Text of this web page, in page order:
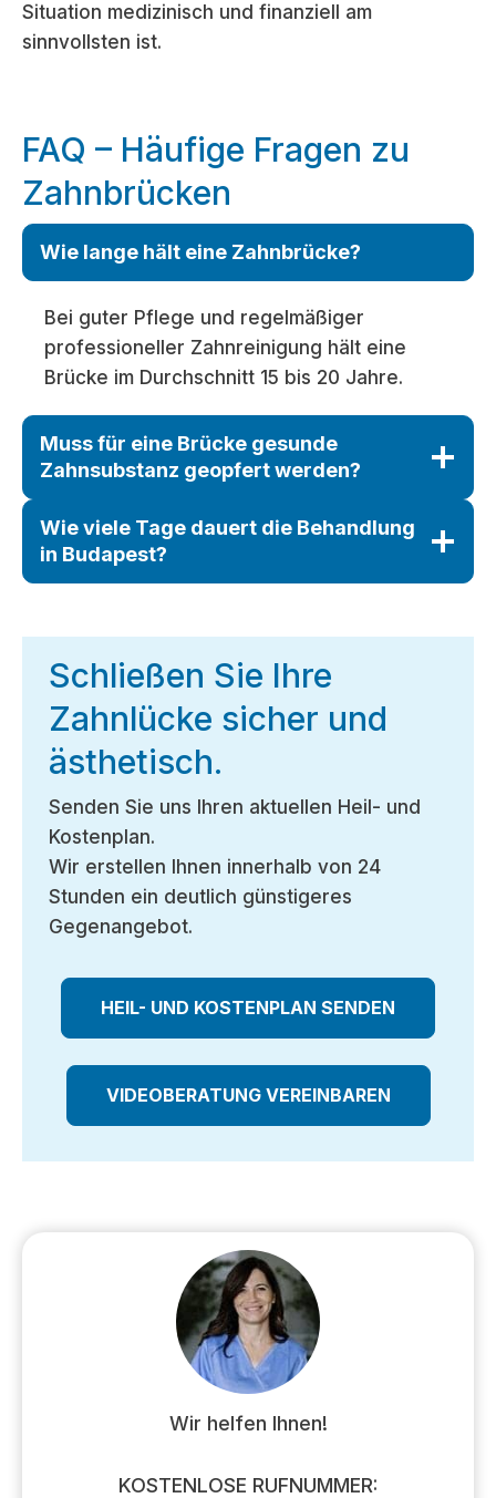
Situation medizinisch und finanziell am
sinnvollsten ist.
FAQ – Häufige Fragen zu
Zahnbrücken
Wie lange hält eine Zahnbrücke?
Bei guter Pflege und regelmäßiger
professioneller Zahnreinigung hält eine
Brücke im Durchschnitt 15 bis 20 Jahre.
Muss für eine Brücke gesunde
Zahnsubstanz geopfert werden?
Wie viele Tage dauert die Behandlung
in Budapest?
Schließen Sie Ihre
Zahnlücke sicher und
ästhetisch.
Senden Sie uns Ihren aktuellen Heil- und
Kostenplan.
Wir erstellen Ihnen innerhalb von 24
Stunden ein deutlich günstigeres
Gegenangebot.
HEIL- UND KOSTENPLAN SENDEN
VIDEOBERATUNG VEREINBAREN
Wir helfen Ihnen!
KOSTENLOSE RUFNUMMER: